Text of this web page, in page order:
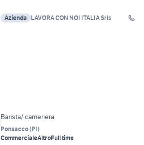
Azienda LAVORA CON NOI ITALIA Srls
Barista/ cameriera
Ponsacco(PI)
CommercialeAltroFull time